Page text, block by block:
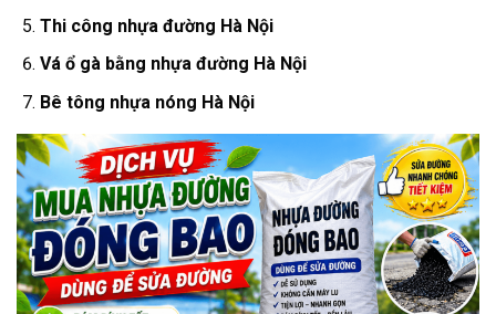
Thi công nhựa đường Hà Nội
Vá ổ gà bằng nhựa đường Hà Nội
Bê tông nhựa nóng Hà Nội